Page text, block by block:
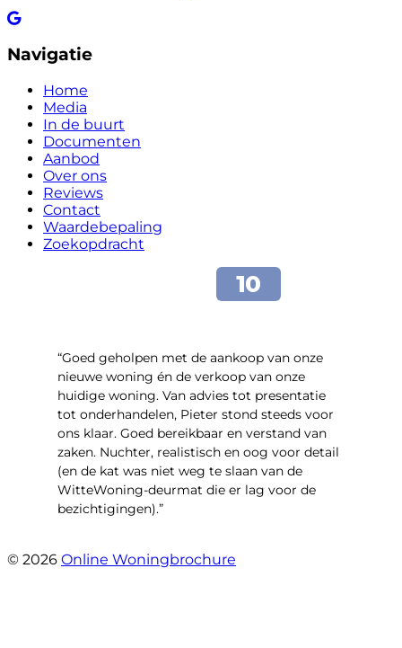
Navigatie
Home
Media
In de buurt
Documenten
Aanbod
Over ons
Reviews
Contact
Waardebepaling
Zoekopdracht
“Goed geholpen met de aankoop van onze
nieuwe woning én de verkoop van onze
huidige woning. Van advies tot presentatie
tot onderhandelen, Pieter stond steeds voor
ons klaar. Goed bereikbaar en verstand van
zaken. Nuchter, realistisch en oog voor detail
(en de kat was niet weg te slaan van de
WitteWoning-deurmat die er lag voor de
bezichtigingen).”
© 2026 Online Woningbrochure